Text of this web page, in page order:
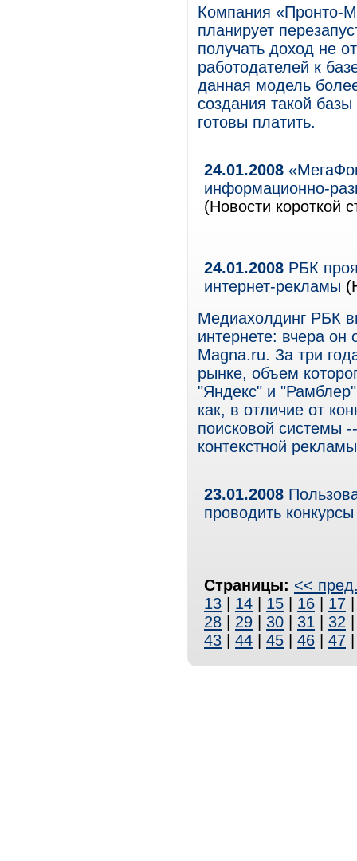
Компания «Пронто-
планирует
получать доход не
работодателей к
данная модель
создания такой
готовы платить.
24.01.2008
информационно-
(Новости короткой
24.01.2008 РБК
интернет-рекламы
Медиахолдинг РБК
интернете: вчера он
Magna.ru. За три
рынке, объем
"Яндекс" и
как, в отличие от
поисковой системы
контекстной
23.01.2008
проводить конкурсы
Страницы: <<
13
14 15 16 17
28
29 30 31 32
43
44 45 46 47